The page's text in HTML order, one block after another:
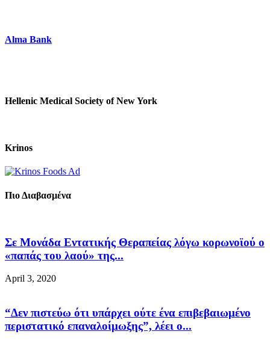
Alma Bank
Hellenic Medical Society of New York
Krinos
Πιο Διαβασμένα
Σε Μονάδα Εντατικής Θεραπείας λόγω κορωνοϊού ο
«παπάς του λαού» της...
April 3, 2020
“Δεν πιστεύω ότι υπάρχει ούτε ένα επιβεβαιωμένο
περιστατικό επαναλοίμωξης”, λέει ο...